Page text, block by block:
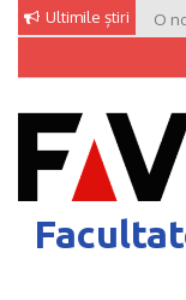
Skip
content
Ultimile știri O